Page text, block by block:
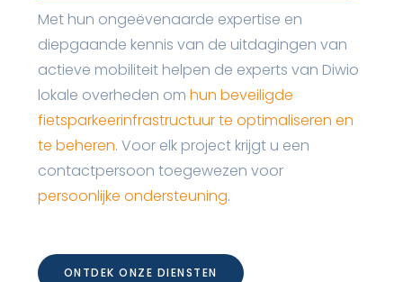
Met hun ongeëvenaarde expertise en
diepgaande kennis van de uitdagingen van
actieve mobiliteit helpen de experts van Diwio
lokale overheden om hun beveiligde
fietsparkeerinfrastructuur te optimaliseren en
te beheren. Voor elk project krijgt u een
contactpersoon toegewezen voor
persoonlijke ondersteuning.
ONTDEK ONZE DIENSTEN